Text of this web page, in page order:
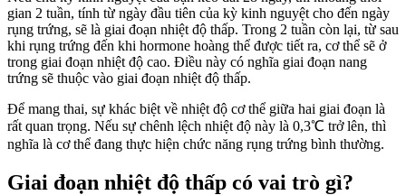
gian 2 tuần, tính từ ngày đầu tiên của kỳ kinh nguyệt cho đến ngày
rụng trứng, sẽ là giai đoạn nhiệt độ thấp. Trong 2 tuần còn lại, từ sau
khi rụng trứng đến khi hormone hoàng thể được tiết ra, cơ thể sẽ ở
trong giai đoạn nhiệt độ cao. Điều này có nghĩa giai đoạn nang
trứng sẽ thuộc vào giai đoạn nhiệt độ thấp.
Để mang thai, sự khác biệt về nhiệt độ cơ thể giữa hai giai đoạn là
rất quan trọng. Nếu sự chênh lệch nhiệt độ này là 0,3℃ trở lên, thì
nghĩa là cơ thể đang thực hiện chức năng rụng trứng bình thường.
Giai đoạn nhiệt độ thấp có vai trò gì?